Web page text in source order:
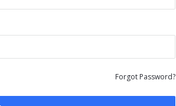
Forgot Password?